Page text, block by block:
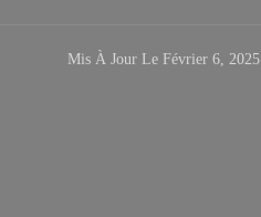
Mis À Jour Le Février 6, 2025